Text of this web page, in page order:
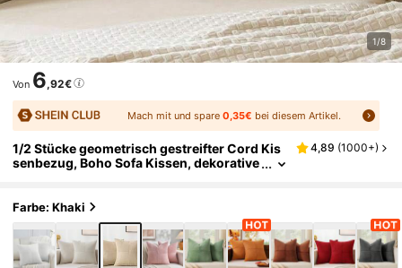
1/8
Von 6,92€
Mach mit und spare 0,35€ bei diesem Artikel.
1/2 Stücke geometrisch gestreifter Cord Kis
senbezug, Boho Sofa Kissen, dekorative
4,89 (1000+)
Farbe: Khaki